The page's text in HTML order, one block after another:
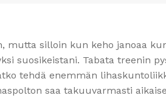
mutta silloin kun keho janoaa
suosikeistani. Tabata treenin
tehdä enemmän
saa takuuvarmasti